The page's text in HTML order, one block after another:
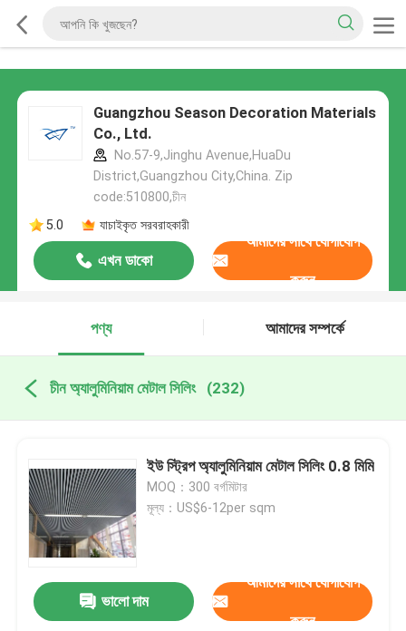
Guangzhou Season Decoration Materials
Co., Ltd.
No.57-9,Jinghu Avenue,HuaDu
District,Guangzhou City,China. Zip
code:510800,চীন
5.0
যাচাইকৃত সরবরাহকারী
এখন ডাকো
আমাদের সাথে যোগাযোগ
করুন
পণ্য আমাদের সম্পর্কে
চীন অ্যালুমিনিয়াম মেটাল সিলিং (232)
ইউ স্ট্রিপ অ্যালুমিনিয়াম মেটাল সিলিং 0.8 মিমি
MOQ：300 বর্গমিটার
মূল্য：US$6-12per sqm
ভালো দাম
আমাদের সাথে যোগাযোগ
করুন